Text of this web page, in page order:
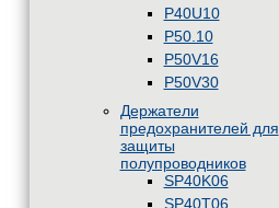
P40U10
P50.10
P50V16
P50V30
Держатели
предохранителей для
защиты
полупроводников
SP40K06
SP40T06